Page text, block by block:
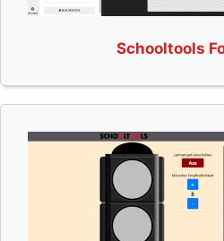
Schooltools